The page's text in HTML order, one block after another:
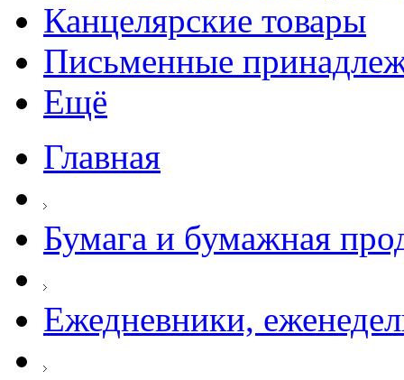
Канцелярские товары
Письменные
Ещё
Главная
Бумага и бумажная
Ежедневники,